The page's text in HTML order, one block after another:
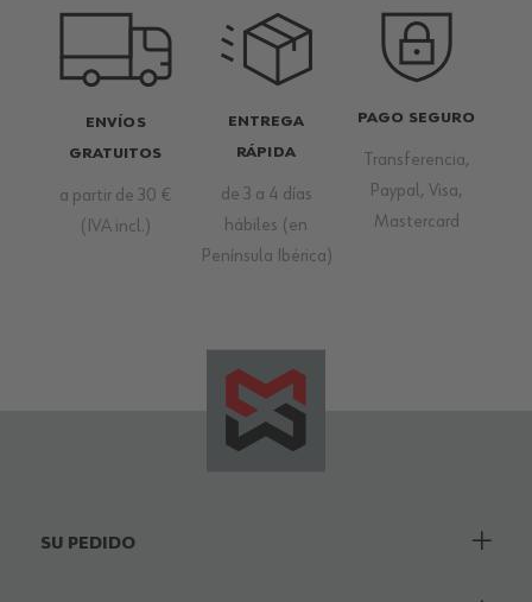
ENVÍOS
GRATUITOS
a partir de 30 €
(IVA incl.)
ENTREGA
RÁPIDA
de 3 a 4 días
hábiles (en
Península Ibérica)
PAGO SEGURO
Transferencia,
Paypal, Visa,
Mastercard
SU PEDIDO